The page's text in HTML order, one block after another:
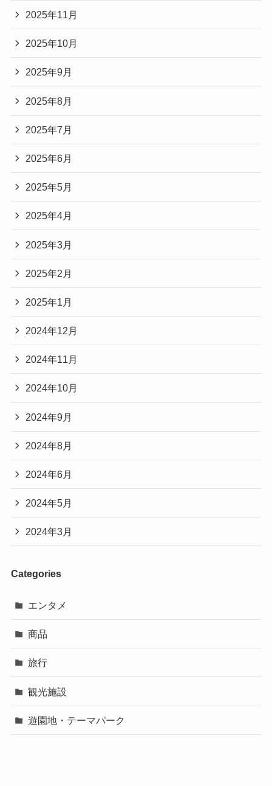
2025年11月
2025年10月
2025年9月
2025年8月
2025年7月
2025年6月
2025年5月
2025年4月
2025年3月
2025年2月
2025年1月
2024年12月
2024年11月
2024年10月
2024年9月
2024年8月
2024年6月
2024年5月
2024年3月
Categories
エンタメ
商品
旅行
観光施設
遊園地・テーマパーク